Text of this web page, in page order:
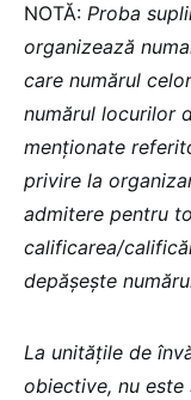
NOTĂ: Proba
organizează
care numărul
numărul locurilor
menționate
privire la
admitere pentru
calificarea/
depășește
La unitățile de
obiective, nu